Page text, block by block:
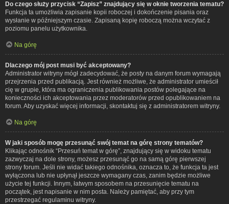
Do czego służy przycisk “Zapisz” znajdujący się w oknie tworzenia tematu?
Funkcja ta umożliwia zapisanie kopii roboczej i dokończenie pisania oraz
wysłanie w późniejszym czasie. Zapisaną kopię roboczą można wczytać z
poziomu panelu użytkownika.
Na górę
Dlaczego mój post musi być akceptowany?
Administrator witryny mógł zadecydować, że posty na danym forum wymagają
przejrzenia przed publikacją. Jest również możliwe, że administrator umieścił
cię w grupie, która ma ograniczenia publikowania postów polegające na
konieczności ich akceptowania przez moderatorów przed opublikowaniem na
forum. Aby uzyskać więcej informacji, skontaktuj się z administratorem witryny.
Na górę
W jaki sposób mogę przesunąć swój temat na górę strony tematów?
Klikając odnośnik “Przesuń temat w górę”, znajdujący się w widoku tematu
zazwyczaj na dole strony, możesz przesunąć go na samą górę pierwszej
strony forum. Jeśli nie widać takiego odnośnika, oznacza to, że funkcja ta jest
wyłączona lub nie upłynął jeszcze wymagany czas, zanim będzie możliwe
użycie tej funkcji. Innym, łatwym sposobem na przesunięcie tematu na
początek, jest napisanie w nim posta. Należy pamiętać, aby przy tym
przestrzegać regulaminu witryny.